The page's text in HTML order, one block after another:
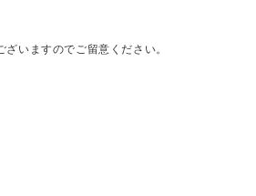
いますのでご留意ください。